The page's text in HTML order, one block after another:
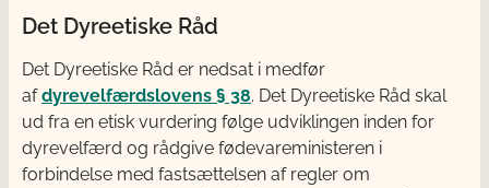
Det Dyreetiske Råd
Det Dyreetiske Råd er nedsat i medfør
afdyrevelfærdslovens § 38. Det Dyreetiske Råd skal
ud fra en etisk vurdering følge udviklingen inden for
dyrevelfærd og rådgive fødevareministeren i
forbindelse med fastsættelsen af regler om